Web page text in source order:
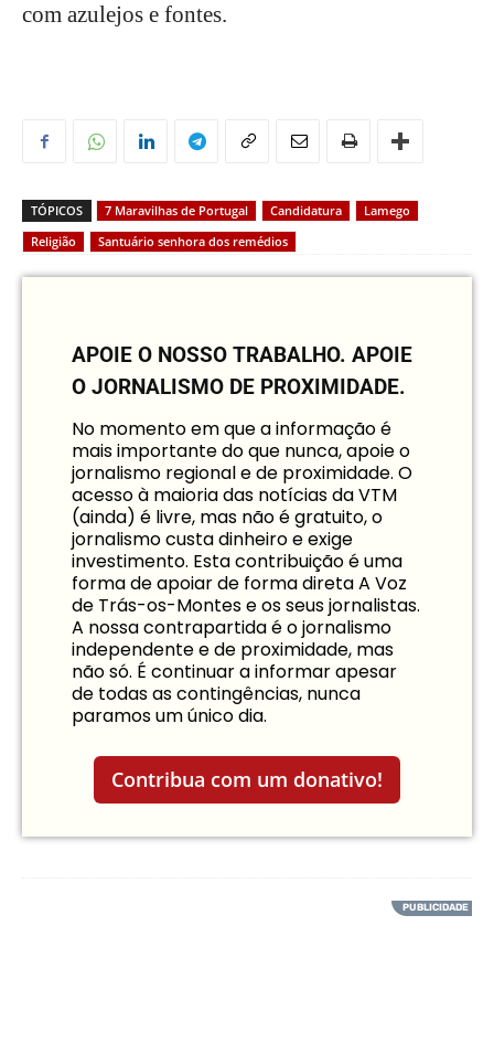
com azulejos e fontes.
TÓPICOS 7 Maravilhas de Portugal Candidatura
Lamego
Religião
Santuário senhora dos remédios
APOIE O NOSSO TRABALHO. APOIE
O JORNALISMO DE PROXIMIDADE.
No momento em que a informação é
mais importante do que nunca, apoie o
jornalismo regional e de proximidade. O
acesso à maioria das notícias da VTM
(ainda) é livre, mas não é gratuito, o
jornalismo custa dinheiro e exige
investimento. Esta contribuição é uma
forma de apoiar de forma direta A Voz
de Trás-os-Montes e os seus jornalistas.
A nossa contrapartida é o jornalismo
independente e de proximidade, mas
não só. É continuar a informar apesar
de todas as contingências, nunca
paramos um único dia.
Contribua com um donativo!